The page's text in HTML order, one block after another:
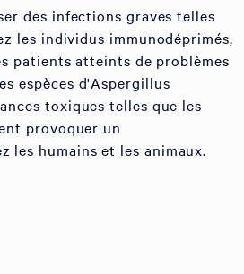
des infections graves telles
les individus immunodéprimés,
patients atteints de problèmes
espèces d'Aspergillus
toxiques telles que les
provoquer un
les humains et les animaux.